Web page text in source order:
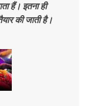
हैं। इतना ही
की जाती है।